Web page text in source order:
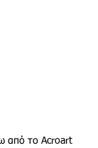
από το Acroart